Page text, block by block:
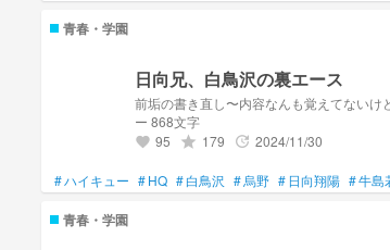
青春・学園
日向兄、白鳥沢の裏エース
前垢の書き直し〜内容なんも覚えてないけ
ー 868文字
favorite 95 grade 179 update 2024/11/30
#ハイキュー #HQ #白鳥沢 #烏野 # 日向翔陽 #牛島
青春・学園